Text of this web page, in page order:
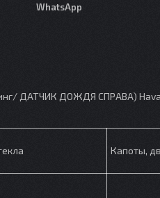
WhatsApp
ДАТЧИК ДОЖДЯ СПРАВА)
Капоты,